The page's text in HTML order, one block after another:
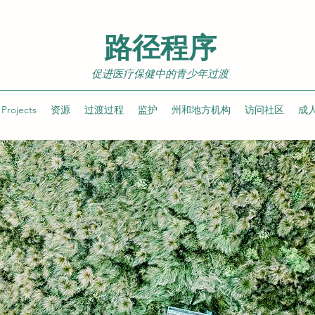
路径程序
促进医疗保健中的青少年过渡
Projects 资源 过渡过程 监护 州和地方机构 访问社区 成